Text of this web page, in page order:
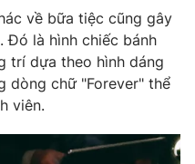
về bữa tiệc cũng gây
Đó là hình chiếc bánh
trí dựa theo hình dáng
dòng chữ "Forever" thể
viên.